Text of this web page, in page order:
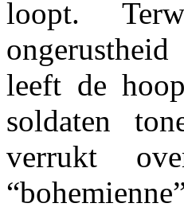
loopt.
leeft de
soldaten
verrukt